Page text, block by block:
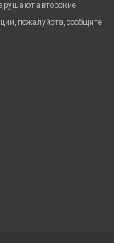
авторские
пожалуйста, сообщите